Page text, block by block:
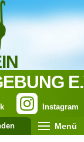
Instagram
Menü